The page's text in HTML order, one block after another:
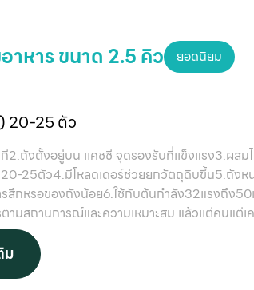
หาร ขนาด 2.5 คิว ยอดนิยม
20-25 ตัว
2.ถังตั้งอยู่บน เเคชชี จุดรองรับที่เเข็งแรง3.ผ
25ตัว4.มีโหลดเดอร์ช่วยยกวัตถุดิบขึ้น5.ถัง
รสึกหรอของถังน้อย6.ใช้กับต้นกำลัง32แรงถึง
มสถานการณ์และความเหมาะสม แล้วเเต่คนแต่เ
เมินเเล้วลูกค้ารายนี้เอาถังแน่ๆสื่อได้7.มีตาชั่งแตก
และประหยัดวัตถุดิบ
ม